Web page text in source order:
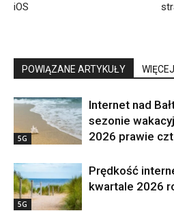
iOS
POWIĄZANE ARTYKUŁY
5G
Internet nad
sezonie
2026 prawie
5G
Prędkość
kwartale 2026